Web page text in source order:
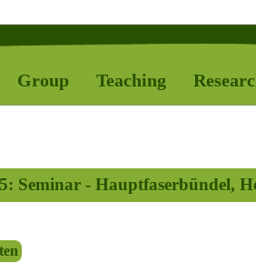
Group Teaching
Seminar - Hauptfaserbündel,